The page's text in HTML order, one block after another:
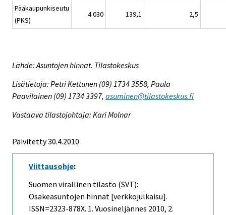
Pääkaupunkiseutu
(PKS)
4 030 139,1 2,5
Lähde: Asuntojen hinnat. Tilastokeskus
Lisätietoja: Petri Kettunen (09) 1734 3558, Paula
Paavilainen (09) 1734 3397, asuminen@tilastokeskus.fi
Vastaava tilastojohtaja: Kari Molnar
Päivitetty 30.4.2010
Viittausohje:
Suomen virallinen tilasto (SVT):
Osakeasuntojen hinnat [verkkojulkaisu].
ISSN=2323-878X. 1. Vuosineljännes 2010, 2.